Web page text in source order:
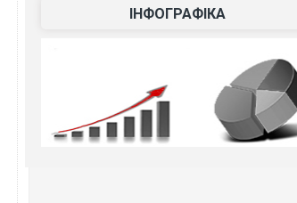
ІНФОГРАФІКА